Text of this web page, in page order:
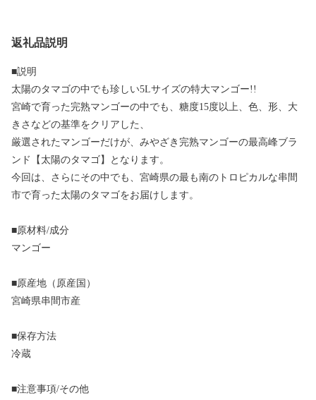
返礼品説明
■説明
太陽のタマゴの中でも珍しい5Lサイズの特大マンゴー!!
宮崎で育った完熟マンゴーの中でも、糖度15度以上、色、形、大
きさなどの基準をクリアした、
厳選されたマンゴーだけが、みやざき完熟マンゴーの最高峰ブラ
ンド【太陽のタマゴ】となります。
今回は、さらにその中でも、宮崎県の最も南のトロピカルな串間
市で育った太陽のタマゴをお届けします。
■原材料/成分
マンゴー
■原産地（原産国）
宮崎県串間市産
■保存方法
冷蔵
■注意事項/その他